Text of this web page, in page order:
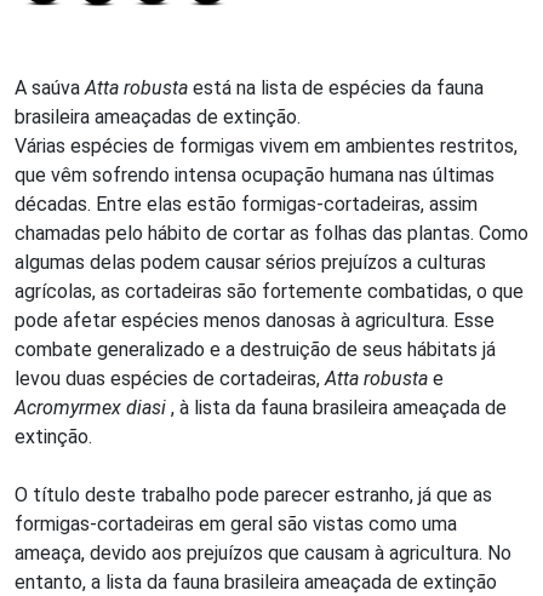
A saúvaAtta robusta está na lista de espécies da fauna
brasileira ameaçadas de extinção.
Várias espécies de formigas vivem em ambientes restritos,
que vêm sofrendo intensa ocupação humana nas últimas
décadas. Entre elas estão formigas-cortadeiras, assim
chamadas pelo hábito de cortar as folhas das plantas. Como
algumas delas podem causar sérios prejuízos a culturas
agrícolas, as cortadeiras são fortemente combatidas, o que
pode afetar espécies menos danosas à agricultura. Esse
combate generalizado e a destruição de seus hábitats já
levou duas espécies de cortadeiras,Atta robusta e
Acromyrmex diasi , à lista da fauna brasileira ameaçada de
extinção.
O título deste trabalho pode parecer estranho, já que as
formigas-cortadeiras em geral são vistas como uma
ameaça, devido aos prejuízos que causam à agricultura. No
entanto, a lista da fauna brasileira ameaçada de extinção